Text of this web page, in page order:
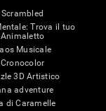
Scrambled
Trova il tuo
Animaletto
Musicale
Cronocolor
3D Artistico
adventure
di Caramelle